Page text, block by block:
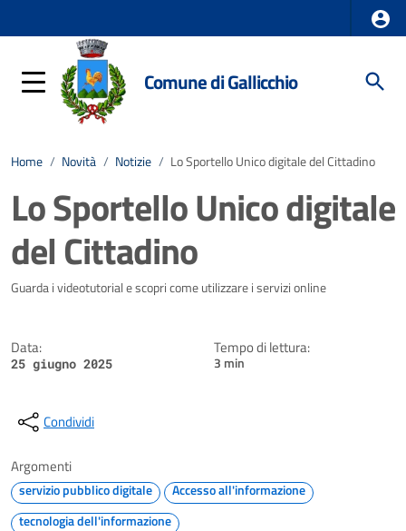
Comune di Gallicchio
Home / Novità / Notizie / Lo Sportello Unico digitale del Cittadino
Lo Sportello Unico digitale
del Cittadino
Dettagli della notizia
Guarda i videotutorial e scopri come utilizzare i servizi online
Data:
25 giugno 2025
Tempo di lettura:
3 min
Condividi
Argomenti
servizio pubblico digitale
Accesso all'informazione
tecnologia dell'informazione